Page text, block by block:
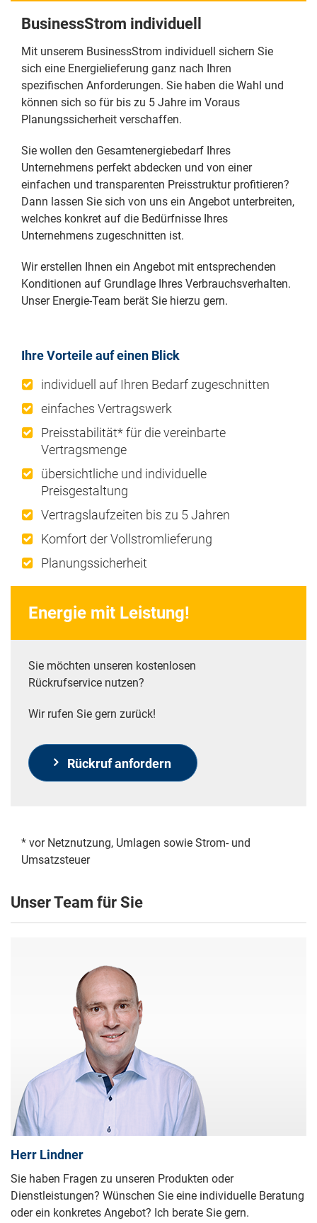
BusinessStrom individuell
Mit unserem BusinessStrom individuell sichern Sie
sich eine Energielieferung ganz nach Ihren
spezifischen Anforderungen. Sie haben die Wahl und
können sich so für bis zu 5 Jahre im Voraus
Planungssicherheit verschaffen.
Sie wollen den Gesamtenergiebedarf Ihres
Unternehmens perfekt abdecken und von einer
einfachen und transparenten Preisstruktur profitieren?
Dann lassen Sie sich von uns ein Angebot unterbreiten,
welches konkret auf die Bedürfnisse Ihres
Unternehmens zugeschnitten ist.
Wir erstellen Ihnen ein Angebot mit entsprechenden
Konditionen auf Grundlage Ihres Verbrauchsverhalten.
Unser Energie-Team berät Sie hierzu gern.
Ihre Vorteile auf einen Blick
individuell auf Ihren Bedarf zugeschnitten
einfaches Vertragswerk
Preisstabilität* für die vereinbarte
Vertragsmenge
übersichtliche und individuelle
Preisgestaltung
Vertragslaufzeiten bis zu 5 Jahren
Komfort der Vollstromlieferung
Planungssicherheit
Energie mit Leistung!
Sie möchten unseren kostenlosen
Rückrufservice nutzen?
Wir rufen Sie gern zurück!
Rückruf anfordern
* vor Netznutzung, Umlagen sowie Strom- und
Umsatzsteuer
Unser Team für Sie
Herr Lindner
Sie haben Fragen zu unseren Produkten oder
Dienstleistungen? Wünschen Sie eine individuelle Beratung
oder ein konkretes Angebot? Ich berate Sie gern.